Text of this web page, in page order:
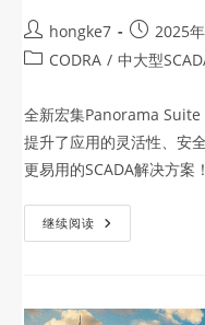
hongke7
2025
CODRA / 中大型
全新宏集Panorama Suite
提升了应用的灵活性、安
更易用的SCADA解决方案！
继续阅读